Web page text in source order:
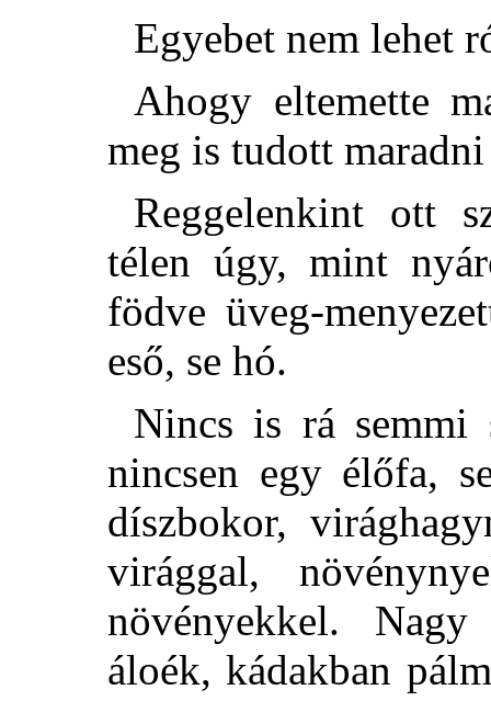
Egyebet nem lehet
Ahogy eltemette
meg is tudott
Reggelenkint ott
télen úgy, mint
födve üveg-
eső, se hó.
Nincs is rá semmi
nincsen egy élőfa,
díszbokor,
virággal,
növényekkel. Nagy
áloék, kádakban